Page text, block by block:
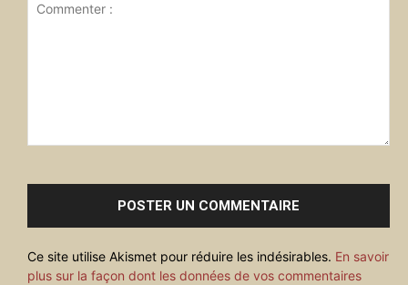
Ce site utilise Akismet pour réduire les indésirables. En savoir
plus sur la façon dont les données de vos commentaires